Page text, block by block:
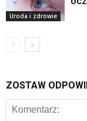
Uroda i zdrowie
ZOSTAW